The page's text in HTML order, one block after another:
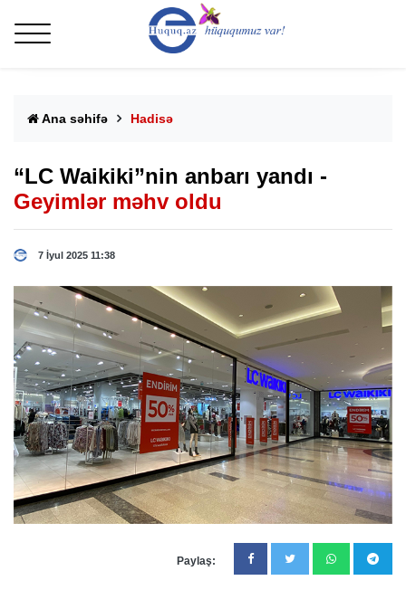
Ana səhifə Hadisə
“LC Waikiki”nin anbarı yandı -
Geyimlər məhv oldu
7 İyul 2025 11:38
Paylaş: